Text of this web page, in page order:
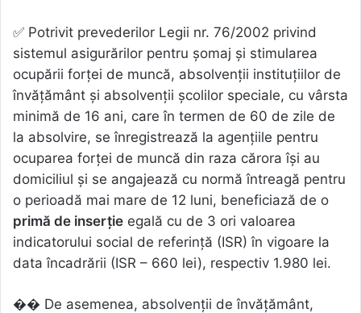
✅ Potrivit prevederilor Legii nr. 76/2002 privind
sistemul asigurărilor pentru șomaj și stimularea
ocupării forței de muncă, absolvenţii instituţiilor de
învăţământ şi absolvenţii şcolilor speciale, cu vârsta
minimă de 16 ani, care în termen de 60 de zile de
la absolvire, se înregistrează la agenţiile pentru
ocuparea forţei de muncă din raza cărora îşi au
domiciliul şi se angajează cu normă întreagă pentru
o perioadă mai mare de 12 luni, beneficiază de o
primă de inserţie egală cu de 3 ori valoarea
indicatorului social de referinţă (ISR) în vigoare la
data încadrării (ISR – 660 lei), respectiv 1.980 lei.
�� De asemenea, absolvenții de învățământ,